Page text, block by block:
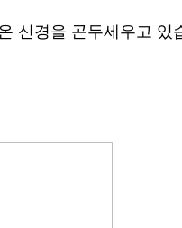
신경을 곤두세우고